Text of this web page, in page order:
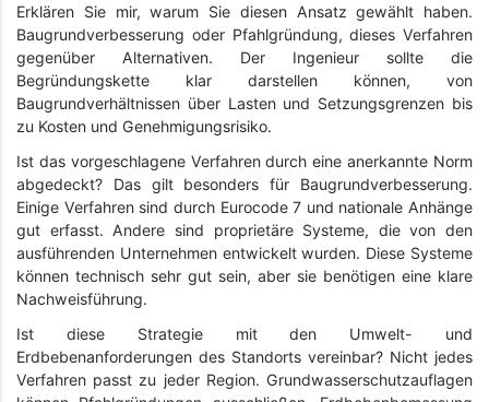
Erklären Sie mir, warum Sie diesen Ansatz gewählt haben.
Baugrundverbesserung oder Pfahlgründung, dieses Verfahren
gegenüber Alternativen. Der Ingenieur sollte die
Begründungskette klar darstellen können, von
Baugrundverhältnissen über Lasten und Setzungsgrenzen bis
zu Kosten und Genehmigungsrisiko.
Ist das vorgeschlagene Verfahren durch eine anerkannte Norm
abgedeckt? Das gilt besonders für Baugrundverbesserung.
Einige Verfahren sind durch Eurocode 7 und nationale Anhänge
gut erfasst. Andere sind proprietäre Systeme, die von den
ausführenden Unternehmen entwickelt wurden. Diese Systeme
können technisch sehr gut sein, aber sie benötigen eine klare
Nachweisführung.
Ist diese Strategie mit den Umwelt- und
Erdbebenanforderungen des Standorts vereinbar? Nicht jedes
Verfahren passt zu jeder Region. Grundwasserschutzauflagen